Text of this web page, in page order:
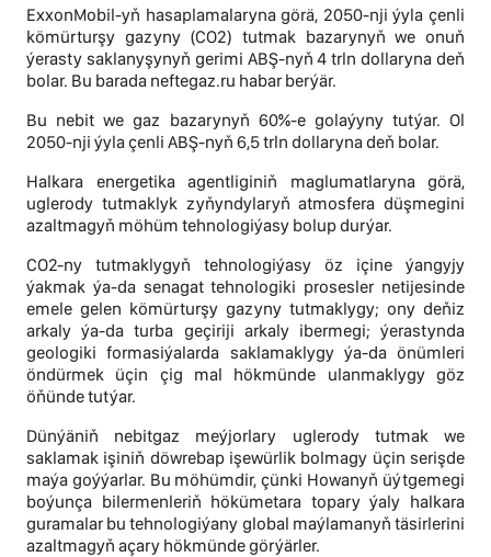
ExxonMobil-yň hasaplamalaryna görä, 2050-nji ýyla çenli
kömürturşy gazyny (CO2) tutmak bazarynyň we onuň
ýerasty saklanyşynyň gerimi ABŞ-nyň 4 trln dollaryna deň
bolar. Bu barada neftegaz.ru habar berýär.
Bu nebit we gaz bazarynyň 60%-e golaýyny tutýar. Ol
2050-nji ýyla çenli ABŞ-nyň 6,5 trln dollaryna deň bolar.
Halkara energetika agentliginiň maglumatlaryna görä,
uglerody tutmaklyk zyňyndylaryň atmosfera düşmegini
azaltmagyň möhüm tehnologiýasy bolup durýar.
CO2-ny tutmaklygyň tehnologiýasy öz içine ýangyjy
ýakmak ýa-da senagat tehnologiki prosesler netijesinde
emele gelen kömürturşy gazyny tutmaklygy; ony deňiz
arkaly ýa-da turba geçiriji arkaly ibermegi; ýerastynda
geologiki formasiýalarda saklamaklygy ýa-da önümleri
öndürmek üçin çig mal hökmünde ulanmaklygy göz
öňünde tutýar.
Dünýäniň nebitgaz meýjorlary uglerody tutmak we
saklamak işiniň döwrebap işewürlik bolmagy üçin serişde
maýa goýýarlar. Bu möhümdir, çünki Howanyň üýtgemegi
boýunça bilermenleriň hökümetara topary ýaly halkara
guramalar bu tehnologiýany global maýlamanyň täsirlerini
azaltmagyň açary hökmünde görýärler.